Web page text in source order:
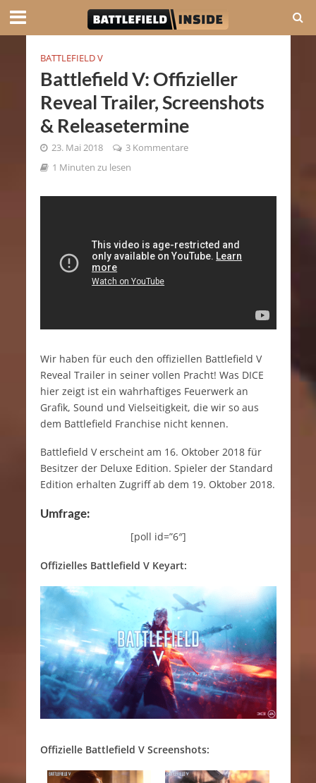
BATTLEFIELD V
Battlefield V: Offizieller
Reveal Trailer, Screenshots
& Releasetermine
23. Mai 2018
3 Kommentare
1 Minuten zu lesen
Wir haben für euch den offiziellen Battlefield V
Reveal Trailer in seiner vollen Pracht! Was DICE
hier zeigt ist ein wahrhaftiges Feuerwerk an
Grafik, Sound und Vielseitigkeit, die wir so aus
dem Battlefield Franchise nicht kennen.
Battlefield V erscheint am 16. Oktober 2018 für
Besitzer der Deluxe Edition. Spieler der Standard
Edition erhalten Zugriff ab dem 19. Oktober 2018.
Umfrage:
[poll id=”6″]
Offizielles Battlefield V Keyart:
Offizielle Battlefield V Screenshots: